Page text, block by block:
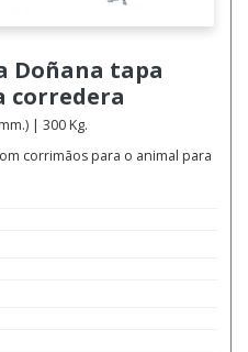
Doñana tapa
corredera
| 300 Kg.
corrimãos para o animal para